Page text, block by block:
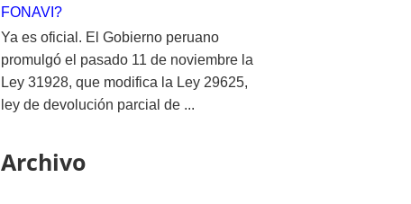
FONAVI?
Ya es oficial. El Gobierno peruano
promulgó el pasado 11 de noviembre la
Ley 31928, que modifica la Ley 29625,
ley de devolución parcial de ...
Archivo